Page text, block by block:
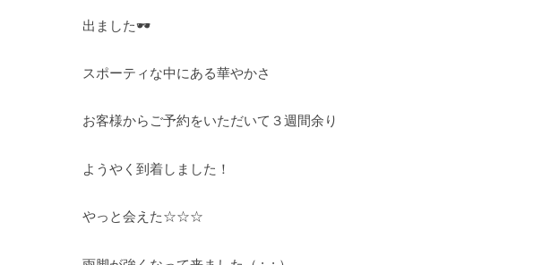
出ました🕶
スポーティな中にある華やかさ
お客様からご予約をいただいて３週間余り
ようやく到着しました！
やっと会えた☆☆☆